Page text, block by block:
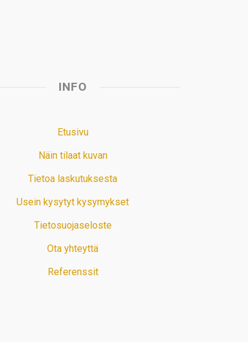
INFO
Etusivu
Näin tilaat kuvan
Tietoa laskutuksesta
Usein kysytyt kysymykset
Tietosuojaseloste
Ota yhteyttä
Referenssit